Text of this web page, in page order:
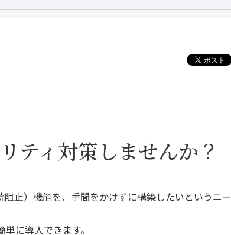
ティ対策しませんか？
止）機能を、手間をかけずに構築したいというニー
に導入できます。